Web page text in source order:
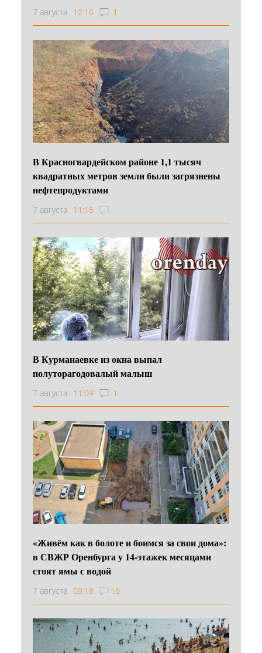
7 августа 12:16 1
В Красногвардейском районе 1,1 тысяч
квадратных метров земли были загрязнены
нефтепродуктами
7 августа 11:15
В Курманаевке из окна выпал
полуторагодовалый малыш
7 августа 11:09 1
«Живём как в болоте и боимся за свои дома»:
в СВЖР Оренбурга у 14-этажек месяцами
стоят ямы с водой
7 августа 09:18 16